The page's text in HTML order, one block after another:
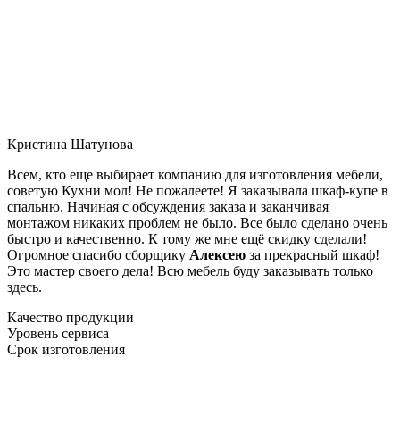
Кристина Шатунова
Всем, кто еще выбирает компанию для изготовления мебели,
советую Кухни мол! Не пожалеете! Я заказывала шкаф-купе в
спальню. Начиная с обсуждения заказа и заканчивая
монтажом никаких проблем не было. Все было сделано очень
быстро и качественно. К тому же мне ещё скидку сделали!
Огромное спасибо сборщику Алексею за прекрасный шкаф!
Это мастер своего дела! Всю мебель буду заказывать только
здесь.
Качество продукции
Уровень сервиса
Срок изготовления